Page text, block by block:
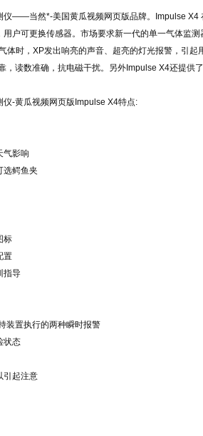
仪——当然*-美国黄瓜视频网页版品牌。Impulse X4
户可更换传感器。市场要求新一代的单一气体监
体时，XP发出响亮的声音、超亮的灯光报警，引
，读数准确，抗电磁干扰。另外Impulse X4还提供
仪-黄瓜视频网页版Impulse X4特点:
气影响
鳄鱼夹
标
置
指导
装置执行的两种瞬时报警
状态
引起注意